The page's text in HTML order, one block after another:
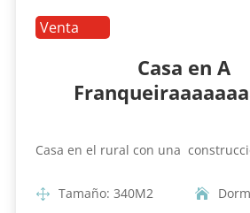
Venta
Casa en A
Casa en el rural con una
Tamaño: 340M2